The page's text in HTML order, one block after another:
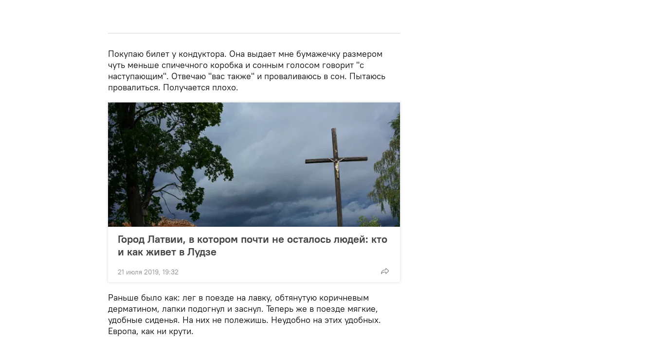
Покупаю билет у кондуктора. Она выдает мне бумажечку размером
чуть меньше спичечного коробка и сонным голосом говорит "с
наступающим". Отвечаю "вас также" и проваливаюсь в сон. Пытаюсь
провалиться. Получается плохо.
Город Латвии, в котором почти не осталось людей: кто
и как живет в Лудзе
21 июля 2019, 19:32
Раньше было как: лег в поезде на лавку, обтянутую коричневым
дерматином, лапки подогнул и заснул. Теперь же в поезде мягкие,
удобные сиденья. На них не полежишь. Неудобно на этих удобных.
Европа, как ни крути.